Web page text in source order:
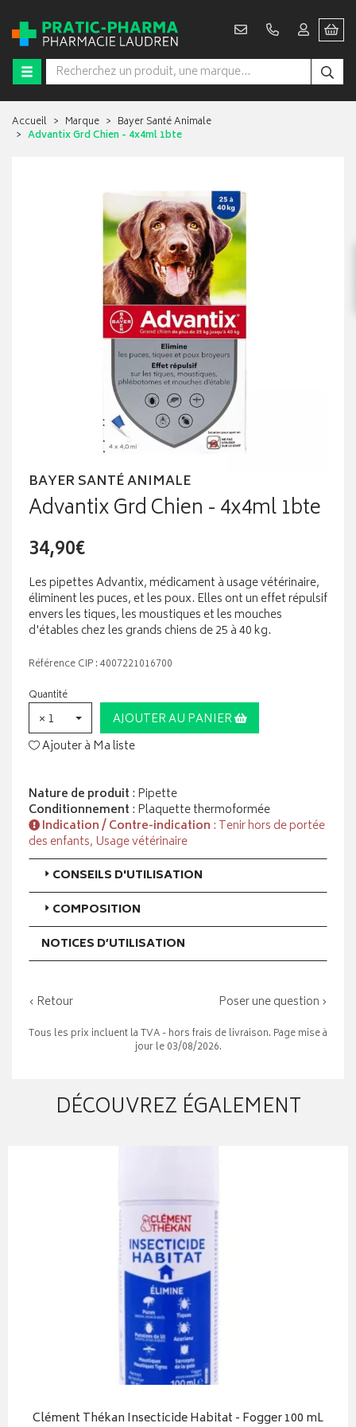
Accueil Marque
Bayer Santé Animale
Advantix Grd Chien - 4x4ml 1bte
BAYER SANTÉ ANIMALE
Advantix Grd Chien - 4x4ml 1bte
34,90€
Les pipettes Advantix, médicament à usage vétérinaire,
éliminent les puces, et les poux. Elles ont un effet répulsif
envers les tiques, les moustiques et les mouches
d'étables chez les grands chiens de 25 à 40 kg.
Référence CIP : 4007221016700
Quantité
× 1
AJOUTER AU PANIER
Ajouter à Ma liste
Nature de produit : Pipette
Conditionnement : Plaquette thermoformée
Indication / Contre-indication : Tenir hors de portée
des enfants, Usage vétérinaire
CONSEILS D'UTILISATION
COMPOSITION
NOTICES D’UTILISATION
‹ Retour Poser une question ›
Tous les prix incluent la TVA - hors frais de livraison. Page mise à
jour le 03/08/2026.
DÉCOUVREZ ÉGALEMENT
Clément Thékan Insecticide Habitat - Fogger 100 mL